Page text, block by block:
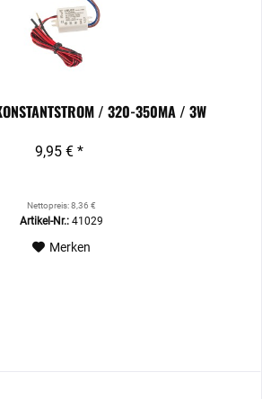
/ 320-350MA / 3W
9,95 € *
Nettopreis: 8,36 €
Artikel-Nr.:41029
Merken